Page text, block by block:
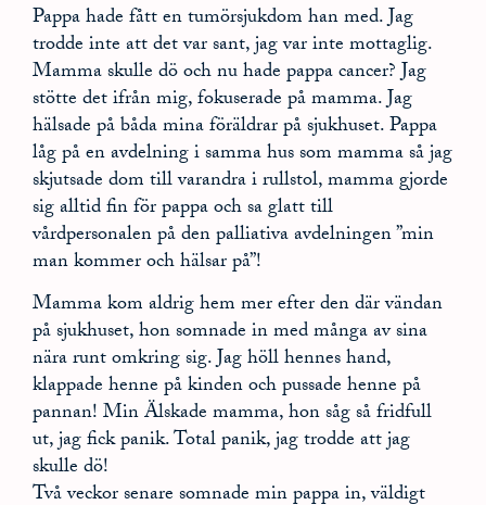
Pappa hade fått en tumörsjukdom han med. Jag
trodde inte att det var sant, jag var inte mottaglig.
Mamma skulle dö och nu hade pappa cancer? Jag
stötte det ifrån mig, fokuserade på mamma. Jag
hälsade på båda mina föräldrar på sjukhuset. Pappa
låg på en avdelning i samma hus som mamma så jag
skjutsade dom till varandra i rullstol, mamma gjorde
sig alltid fin för pappa och sa glatt till
vårdpersonalen på den palliativa avdelningen ”min
man kommer och hälsar på”!
Mamma kom aldrig hem mer efter den där vändan
på sjukhuset, hon somnade in med många av sina
nära runt omkring sig. Jag höll hennes hand,
klappade henne på kinden och pussade henne på
pannan! Min Älskade mamma, hon såg så fridfull
ut, jag fick panik. Total panik, jag trodde att jag
skulle dö!
Två veckor senare somnade min pappa in, väldigt